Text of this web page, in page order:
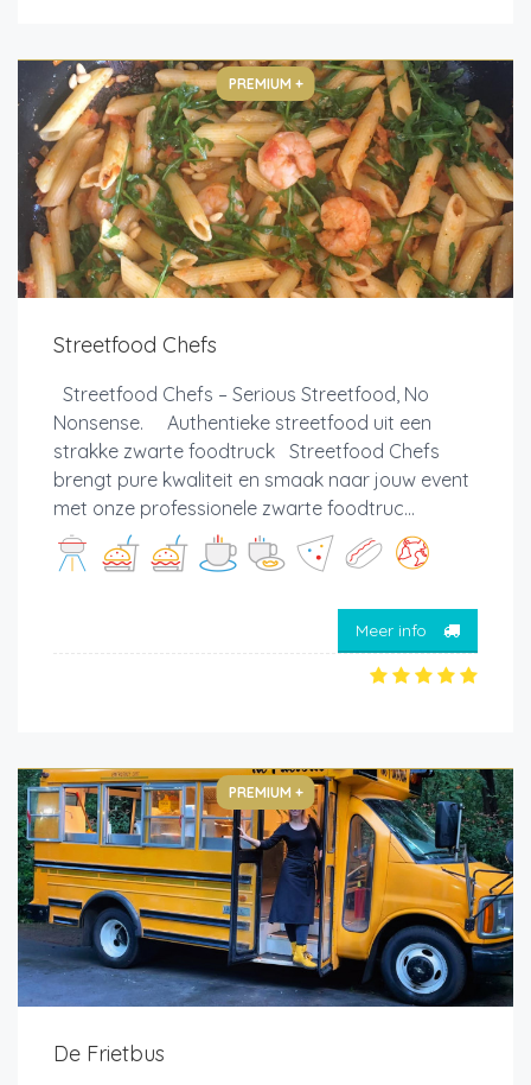
PREMIUM +
Streetfood Chefs
Streetfood Chefs – Serious Streetfood, No
Nonsense. Authentieke streetfood uit een
strakke zwarte foodtruck Streetfood Chefs
brengt pure kwaliteit en smaak naar jouw event
met onze professionele zwarte foodtruc...
Meer info
PREMIUM +
De Frietbus